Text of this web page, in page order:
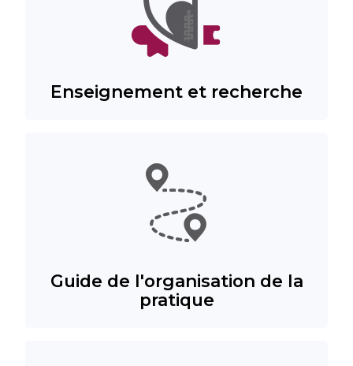
Enseignement et recherche
Guide de l'organisation de la
pratique